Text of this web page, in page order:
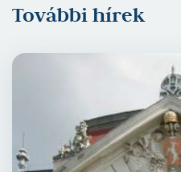
További hírek